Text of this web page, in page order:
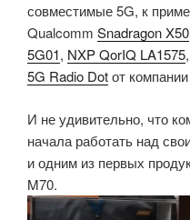
совместимые 5G, к
Qualcomm Snadragon X50
5G01, NXP QorIQ LA1575,
5G Radio Dotот
И не удивительно, что
начала работать над
и одним из первых
M70.